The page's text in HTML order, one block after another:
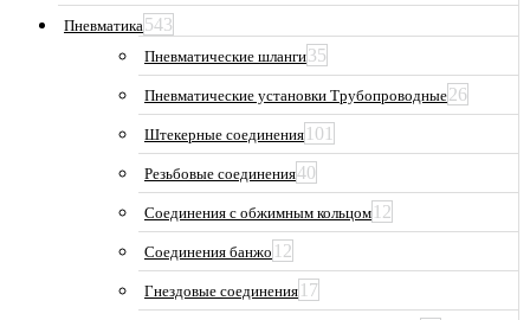
Пневматика543
Пневматические шланги35
Пневматические установки Трубопроводные26
Штекерные соединения 101
Резьбовые соединения40
Соединения с обжимным кольцом 12
Соединения банжо 12
Гнездовые соединения 17